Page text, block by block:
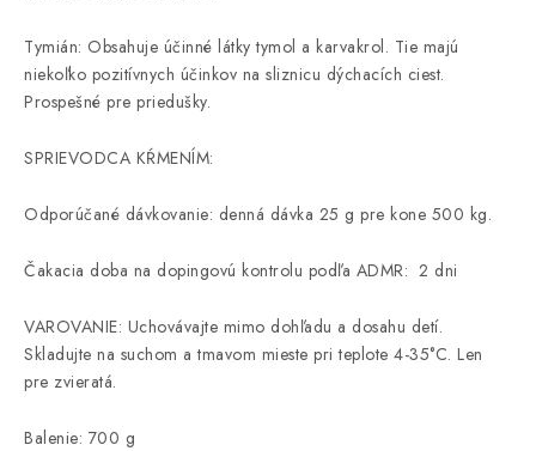
Tymián: Obsahuje účinné látky tymol a karvakrol. Tie majú
niekoľko pozitívnych účinkov na sliznicu dýchacích ciest.
Prospešné pre priedušky.
SPRIEVODCA KŔMENÍM:
Odporúčané dávkovanie: denná dávka 25 g pre kone 500 kg.
Čakacia doba na dopingovú kontrolu podľa ADMR: 2 dni
VAROVANIE: Uchovávajte mimo dohľadu a dosahu detí.
Skladujte na suchom a tmavom mieste pri teplote 4-35°C. Len
pre zvieratá.
Balenie: 700 g